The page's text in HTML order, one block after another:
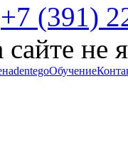
+7 (391)
не
dentegoОбучение